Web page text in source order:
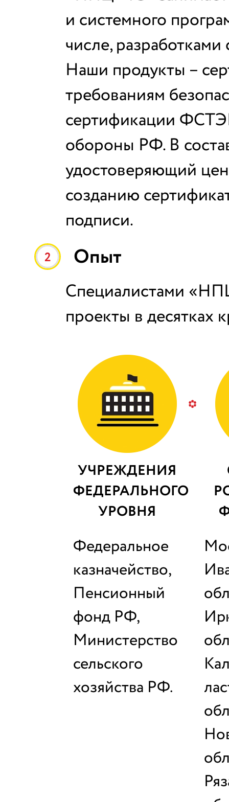
и системного
числе,
Наши продукты –
требованиям
сертификации
обороны РФ. В
удостоверяющий
созданию
подписи.
2 Опыт
Специалистами
проекты в десятках
УЧРЕЖДЕНИЯ
ФЕДЕРАЛЬНОГО
УРОВНЯ
Федеральное
казначейство,
Пенсионный
фонд РФ,
Министерство
сельского
хозяйства РФ.